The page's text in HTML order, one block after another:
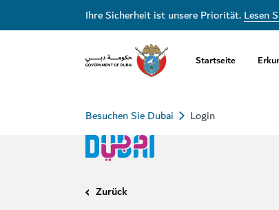
Ihre Sicherheit ist unsere Priorität.Lesen
Startseite
Besuchen Sie Dubai Login
Zurück